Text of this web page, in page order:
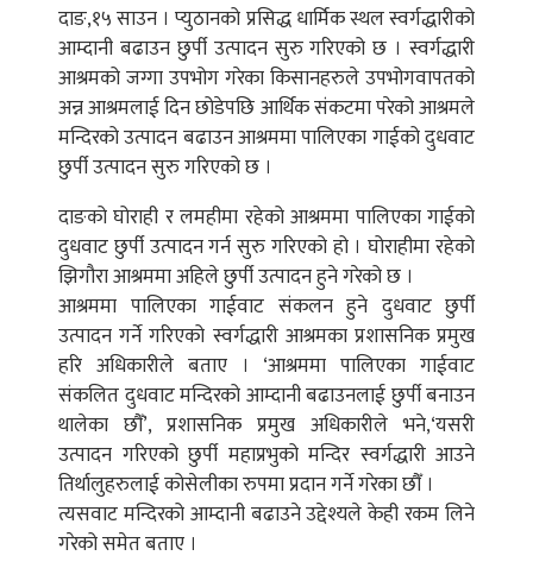
दाङ,१५ साउन । प्युठानको प्रसिद्ध धार्मिक स्थल स्वर्गद्धारीको
आम्दानी बढाउन छुर्पी उत्पादन सुरु गरिएको छ । स्वर्गद्धारी
आश्रमको जग्गा उपभोग गरेका किसानहरुले उपभोगवापतको
अन्न आश्रमलाई दिन छोडेपछि आर्थिक संकटमा परेको आश्रमले
मन्दिरको उत्पादन बढाउन आश्रममा पालिएका गाईको दुधवाट
छुर्पी उत्पादन सुरु गरिएको छ ।
दाङको घोराही र लमहीमा रहेको आश्रममा पालिएका गाईको
दुधवाट छुर्पी उत्पादन गर्न सुरु गरिएको हो । घोराहीमा रहेको
झिगौरा आश्रममा अहिले छुर्पी उत्पादन हुने गरेको छ ।
आश्रममा पालिएका गाईवाट संकलन हुने दुधवाट छुर्पी
उत्पादन गर्ने गरिएको स्वर्गद्धारी आश्रमका प्रशासनिक प्रमुख
हरि अधिकारीले बताए । ‘आश्रममा पालिएका गाईवाट
संकलित दुधवाट मन्दिरको आम्दानी बढाउनलाई छुर्पी बनाउन
थालेका छौँ’, प्रशासनिक प्रमुख अधिकारीले भने,‘यसरी
उत्पादन गरिएको छुर्पी महाप्रभुको मन्दिर स्वर्गद्धारी आउने
तिर्थालुहरुलाई कोसेलीका रुपमा प्रदान गर्ने गरेका छौँ ।
त्यसवाट मन्दिरको आम्दानी बढाउने उद्देश्यले केही रकम लिने
गरेको समेत बताए ।